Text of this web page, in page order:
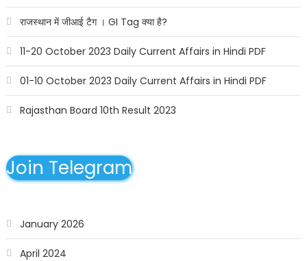
राजस्थान में जीआई टैग । GI Tag क्या है?
11-20 October 2023 Daily Current Affairs in Hindi PDF
01-10 October 2023 Daily Current Affairs in Hindi PDF
Rajasthan Board 10th Result 2023
Join Telegram
January 2026
April 2024